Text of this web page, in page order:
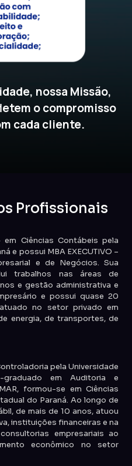
nossa Missão,
o compromisso
cada cliente.
Profissionais
Ciências Contábeis pela
e possui MBA EXECUTIVO –
e de Negócios. Sua
trabalhos nas áreas de
e gestão administrativa e
e possui quase 20
no setor privado em
energia, de transportes, de
pela Universidade
graduado em Auditoria e
formou-se em Ciências
do Paraná. Ao longo de
de mais de 10 anos, atuou
instituições financeiras e na
empresariais ao
econômico no setor